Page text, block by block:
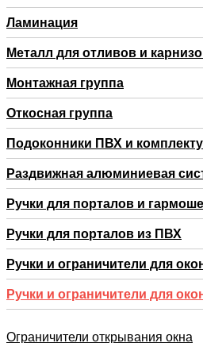
Ламинация
Металл для отливов и
Монтажная группа
Откосная группа
Подоконники ПВХ и
Раздвижная алюминиевая
Ручки для порталов и
Ручки для порталов из ПВХ
Ручки и ограничители для
Ручки и ограничители для
Ограничители открывания окна